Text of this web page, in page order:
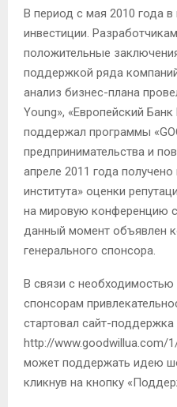
В период с мая 2010 года
инвестиции.
положительные
поддержкой ряда
анализ бизнес-плана
Young», «Европейский Банк
поддержал программы
предпринимательства и
апреле 2011 года
института» оценки
на мировую конференцию
данный момент объявлен
генерального спонсора.
В связи с
спонсорам
стартовал сайт-поддержка
http://www.goodwillua.com/
может поддержать идею
кликнув на кнопку